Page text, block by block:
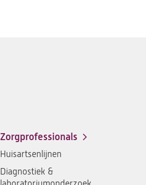
Zorgprofessionals
Huisartsenlijnen
Diagnostiek &